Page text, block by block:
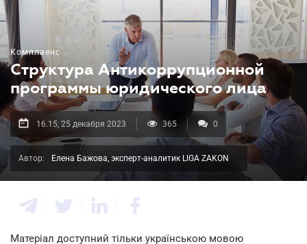
Комплаенс
Структура Антикоррупционной
программы юридического лица
16.15, 25 декабря 2023 365 0
Автор: Елена Бажова, эксперт-аналитик LIGA ZAKON
Матеріал доступний тільки українською мовою